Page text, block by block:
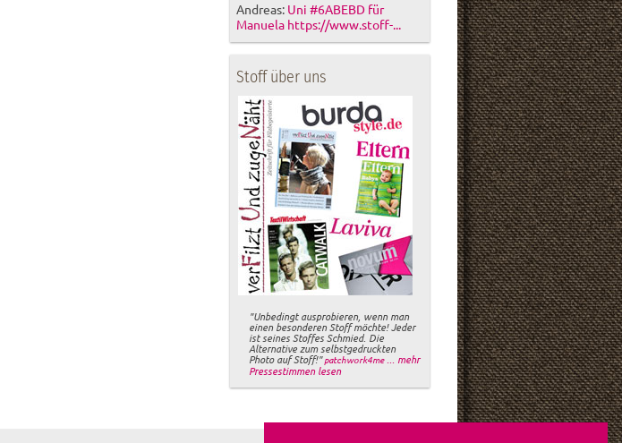
Andreas: Uni #6ABEBD für
Manuela https://www.stoff-...
Stoff über uns
"Unbedingt ausprobieren, wenn man
einen besonderen Stoff möchte! Jeder
ist seines Stoffes Schmied. Die
Alternative zum selbstgedruckten
Photo auf Stoff!"patchwork4me ... mehr
Pressestimmen lesen